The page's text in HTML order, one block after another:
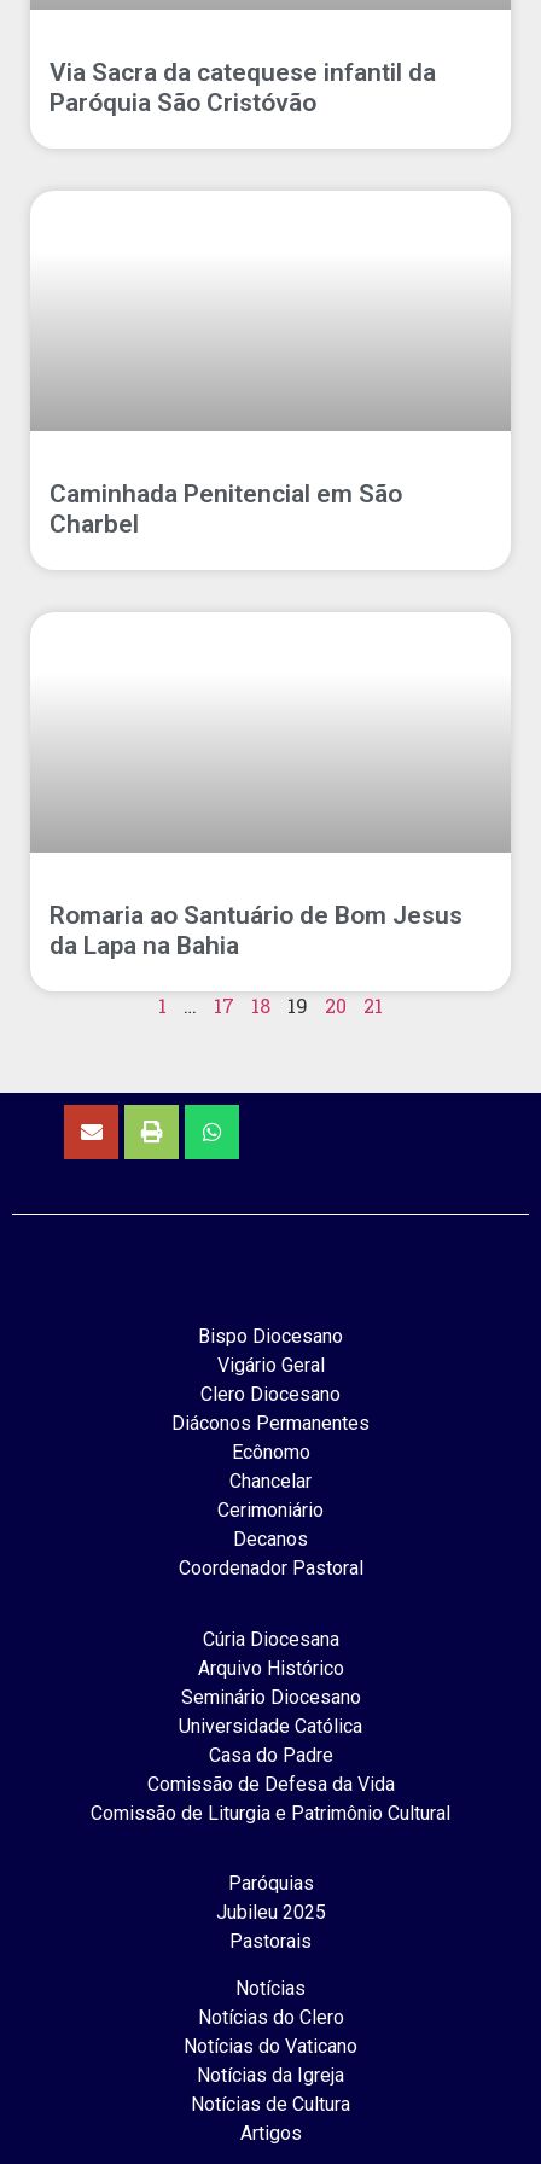
Via Sacra da catequese infantil da
Paróquia São Cristóvão
Caminhada Penitencial em São
Charbel
Romaria ao Santuário de Bom Jesus
da Lapa na Bahia
1 … 17 18 19 20 21
Bispo Diocesano
Vigário Geral
Clero Diocesano
Diáconos Permanentes
Ecônomo
Chancelar
Cerimoniário
Decanos
Coordenador Pastoral
Cúria Diocesana
Arquivo Histórico
Seminário Diocesano
Universidade Católica
Casa do Padre
Comissão de Defesa da Vida
Comissão de Liturgia e Patrimônio Cultural
Paróquias
Jubileu 2025
Pastorais
Notícias
Notícias do Clero
Notícias do Vaticano
Notícias da Igreja
Notícias de Cultura
Artigos